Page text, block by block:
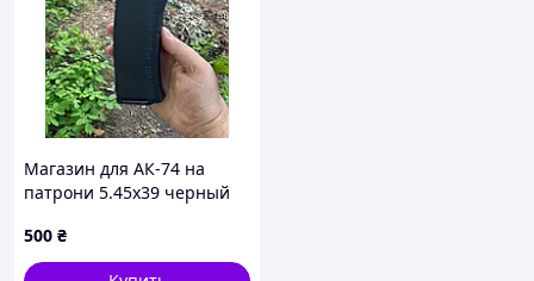
Магазин для АК-74 на
патрони 5.45х39 черный
500 ₴